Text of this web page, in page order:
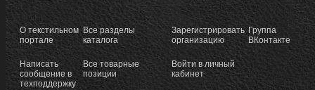
О текстильном
портале
Написать
сообщение в
техподдержку
Все разделы
каталога
Все товарные
позиции
Зарегистрировать
организацию
Войти в личный
кабинет
Группа
ВКонтакте